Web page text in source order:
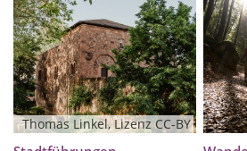
Thomas Linkel, Lizenz CC-BY